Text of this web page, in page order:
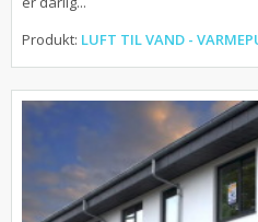
Produkt: LUFT TIL VAND -